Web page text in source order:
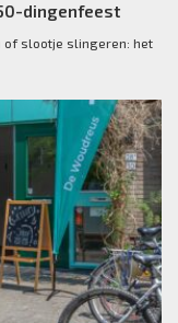
dingenfeest
of slootje slingeren: het